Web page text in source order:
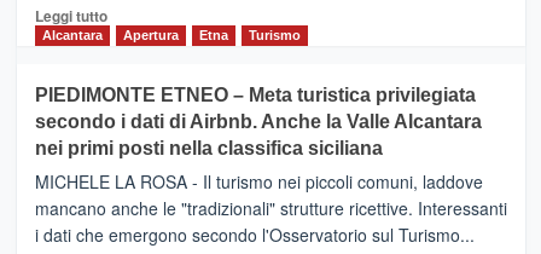
Leggi tuttoLeggi
CATANIA
–
Inaugurato
il
nuovo
collegamento
tra
Alcantara Apertura Etna Turismo
PIEDIMONTE ETNEO – Meta turistica privilegiata
secondo i dati di Airbnb. Anche la Valle Alcantara
nei primi posti nella classifica siciliana
MICHELE LA ROSA - Il turismo nei piccoli comuni, laddove
mancano anche le "tradizionali" strutture ricettive. Interessanti
i dati che emergono secondo l'Osservatorio sul Turismo...